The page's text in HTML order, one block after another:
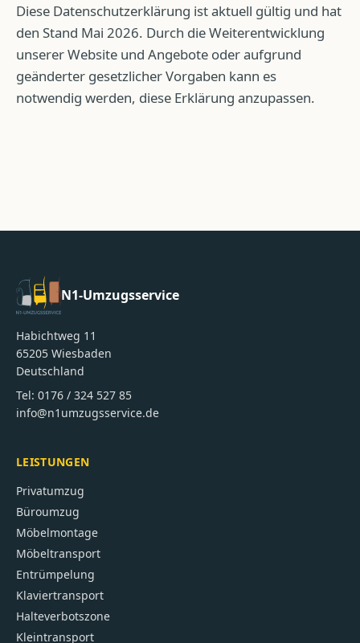
Diese Datenschutzerklärung ist aktuell gültig und hat
den Stand Mai 2026. Durch die Weiterentwicklung
unserer Website und Angebote oder aufgrund
geänderter gesetzlicher Vorgaben kann es
notwendig werden, diese Erklärung anzupassen.
N1-Umzugsservice
Habichtweg 11
65205 Wiesbaden
Deutschland
Tel: 0176 / 324 527 85
info@n1umzugsservice.de
LEISTUNGEN
Privatumzug
Büroumzug
Möbelmontage
Möbeltransport
Entrümpelung
Klaviertransport
Halteverbotszone
Kleintransport